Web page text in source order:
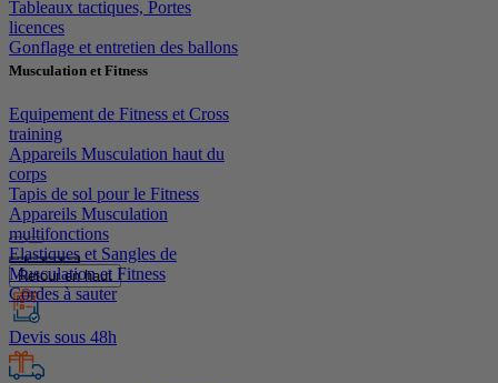
Tableaux tactiques, Portes
licences
Gonflage et entretien des ballons
Musculation et Fitness
Equipement de Fitness et Cross
training
Appareils Musculation haut du
corps
Tapis de sol pour le Fitness
Appareils Musculation
multifonctions
Elastiques et Sangles de
Musculation et Fitness
Cordes à sauter
Retour en haut
Devis sous 48h